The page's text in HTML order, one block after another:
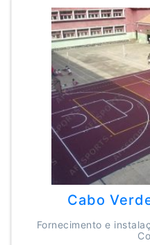
Cabo
Fornecimento e